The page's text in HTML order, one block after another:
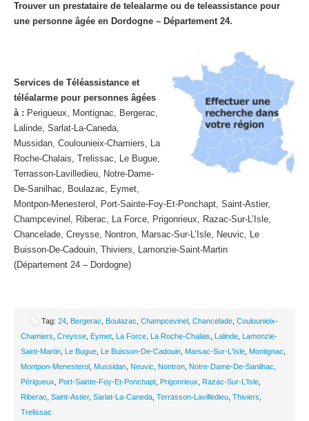
Trouver un prestataire de telealarme ou de teleassistance pour
une personne âgée en Dordogne – Département 24.
Services de Téléassistance et
téléalarme pour personnes âgées
à : Perigueux, Montignac, Bergerac,
Lalinde, Sarlat-La-Caneda,
Mussidan, Coulounieix-Chamiers, La
Roche-Chalais, Trelissac, Le Bugue,
Terrasson-Lavilledieu, Notre-Dame-
De-Sanilhac, Boulazac, Eymet,
Montpon-Menesterol, Port-Sainte-Foy-Et-Ponchapt, Saint-Astier,
Champcevinel, Riberac, La Force, Prigonrieux, Razac-Sur-L’Isle,
Chancelade, Creysse, Nontron, Marsac-Sur-L’Isle, Neuvic, Le
Buisson-De-Cadouin, Thiviers, Lamonzie-Saint-Martin
(Département 24 – Dordogne)
Tag: 24 Bergerac Boulazac Champcevinel Chancelade Coulounieix-
Chamiers Creysse Eymet La Force La Roche-Chalais Lalinde Lamonzie-
Saint-Martin Le Bugue Le Buisson-De-Cadouin Marsac-Sur-L'Isle Montignac
Montpon-Menesterol Mussidan Neuvic Nontron Notre-Dame-De-Sanilhac
Périgueux
Port-Sainte-Foy-Et-Ponchapt Prigonrieux Razac-Sur-L'Isle
Riberac Saint-Astier, Sarlat-La-Caneda Terrasson-Lavilledieu Thiviers
Trelissac